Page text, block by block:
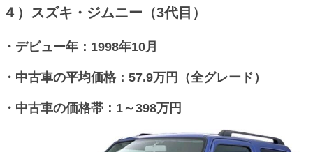
４）スズキ・ジムニー（3代目）
・デビュー年：1998年10月
・中古車の平均価格：57.9万円（全グレード）
・中古車の価格帯：1～398万円